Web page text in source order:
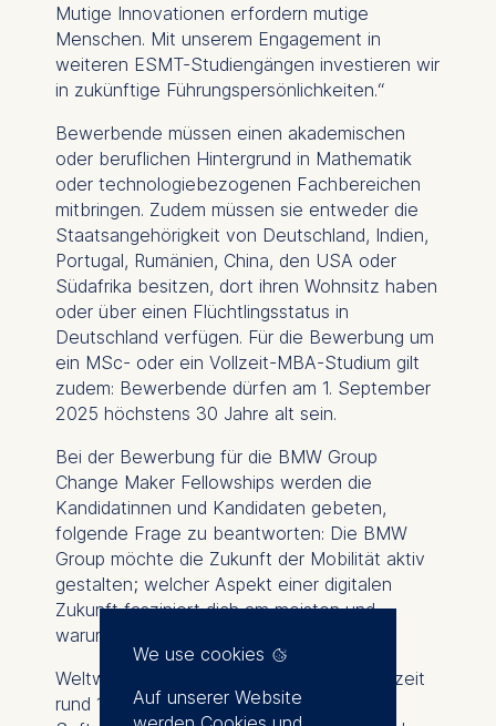
Mutige Innovationen erfordern mutige
Menschen. Mit unserem Engagement in
weiteren ESMT-Studiengängen investieren wir
in zukünftige Führungspersönlichkeiten.“
Bewerbende müssen einen akademischen
oder beruflichen Hintergrund in Mathematik
oder technologiebezogenen Fachbereichen
mitbringen. Zudem müssen sie entweder die
Staatsangehörigkeit von Deutschland, Indien,
Portugal, Rumänien, China, den USA oder
Südafrika besitzen, dort ihren Wohnsitz haben
oder über einen Flüchtlingsstatus in
Deutschland verfügen. Für die Bewerbung um
ein MSc- oder ein Vollzeit-MBA-Studium gilt
zudem: Bewerbende dürfen am 1. September
2025 höchstens 30 Jahre alt sein.
Bei der Bewerbung für die BMW Group
Change Maker Fellowships werden die
Kandidatinnen und Kandidaten gebeten,
folgende Frage zu beantworten: Die BMW
Group möchte die Zukunft der Mobilität aktiv
gestalten; welcher Aspekt einer digitalen
Zukunft fasziniert dich am meisten und
warum?
Weltweit beschäftigt die BMW Group derzeit
rund 10.000 Mitarbeitende in der IT- und
We use cookies
Auf unserer Website